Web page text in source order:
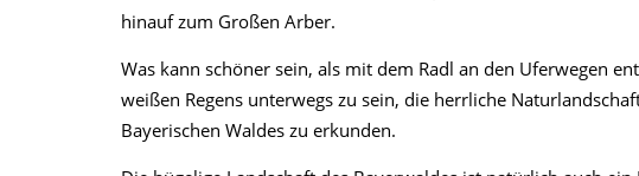
hinauf zum Großen Arber.
Was kann schöner sein, als mit dem Radl an den Uferwegen
weißen Regens unterwegs zu sein, die herrliche
Bayerischen Waldes zu erkunden.